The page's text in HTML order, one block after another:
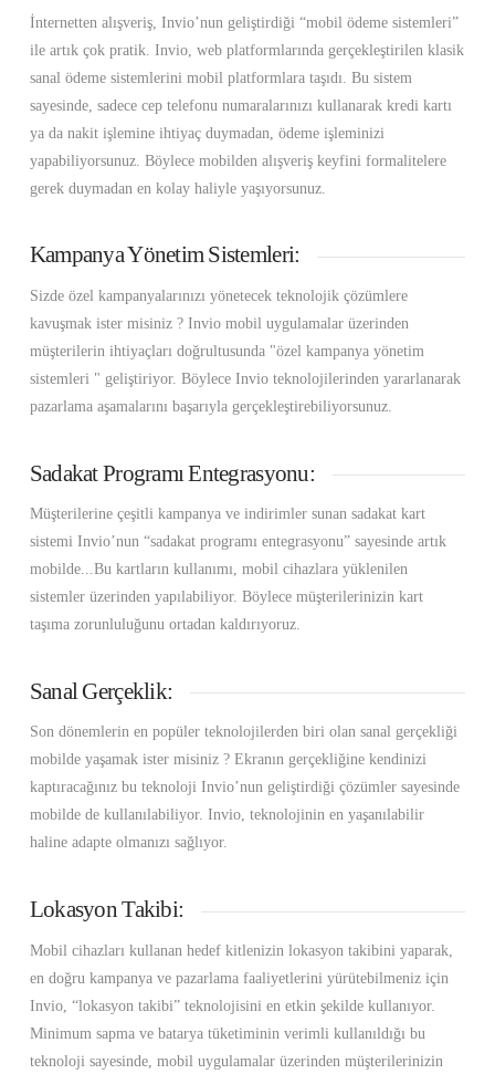
İnternetten alışveriş, Invio’nun geliştirdiği “mobil ödeme sistemleri”
ile artık çok pratik. Invio, web platformlarında gerçekleştirilen klasik
sanal ödeme sistemlerini mobil platformlara taşıdı. Bu sistem
sayesinde, sadece cep telefonu numaralarınızı kullanarak kredi kartı
ya da nakit işlemine ihtiyaç duymadan, ödeme işleminizi
yapabiliyorsunuz. Böylece mobilden alışveriş keyfini formalitelere
gerek duymadan en kolay haliyle yaşıyorsunuz.
Kampanya Yönetim Sistemleri:
Sizde özel kampanyalarınızı yönetecek teknolojik çözümlere
kavuşmak ister misiniz ? Invio mobil uygulamalar üzerinden
müşterilerin ihtiyaçları doğrultusunda "özel kampanya yönetim
sistemleri " geliştiriyor. Böylece Invio teknolojilerinden yararlanarak
pazarlama aşamalarını başarıyla gerçekleştirebiliyorsunuz.
Sadakat Programı Entegrasyonu:
Müşterilerine çeşitli kampanya ve indirimler sunan sadakat kart
sistemi Invio’nun “sadakat programı entegrasyonu” sayesinde artık
mobilde...Bu kartların kullanımı, mobil cihazlara yüklenilen
sistemler üzerinden yapılabiliyor. Böylece müşterilerinizin kart
taşıma zorunluluğunu ortadan kaldırıyoruz.
Sanal Gerçeklik:
Son dönemlerin en popüler teknolojilerden biri olan sanal gerçekliği
mobilde yaşamak ister misiniz ? Ekranın gerçekliğine kendinizi
kaptıracağınız bu teknoloji Invio’nun geliştirdiği çözümler sayesinde
mobilde de kullanılabiliyor. Invio, teknolojinin en yaşanılabilir
haline adapte olmanızı sağlıyor.
Lokasyon Takibi:
Mobil cihazları kullanan hedef kitlenizin lokasyon takibini yaparak,
en doğru kampanya ve pazarlama faaliyetlerini yürütebilmeniz için
Invio, “lokasyon takibi” teknolojisini en etkin şekilde kullanıyor.
Minimum sapma ve batarya tüketiminin verimli kullanıldığı bu
teknoloji sayesinde, mobil uygulamalar üzerinden müşterilerinizin